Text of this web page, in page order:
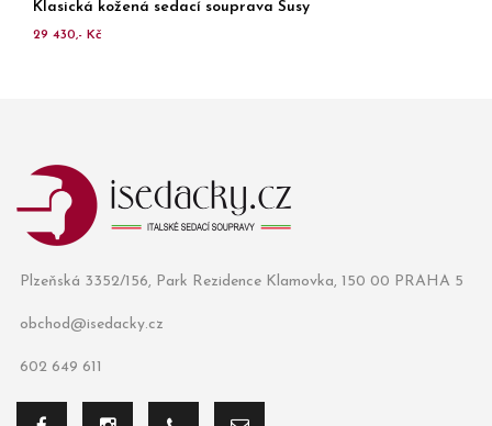
Klasická kožená sedací souprava Susy
29 430,- Kč
Plzeňská 3352/156, Park Rezidence Klamovka, 150 00 PRAHA 5
obchod@isedacky.cz
602 649 611